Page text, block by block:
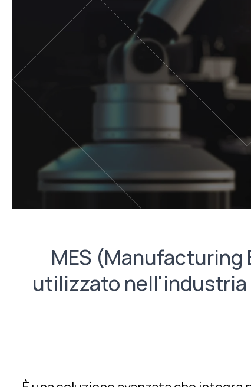
MES (Manufacturing
utilizzato nell'industria